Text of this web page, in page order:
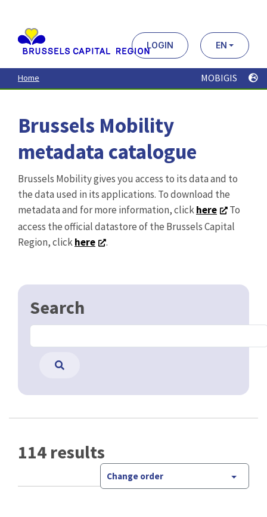
contenu
principal
LOGIN EN
Home MOBIGIS
Brussels Mobility
metadata catalogue
Brussels Mobility gives you access to its data and to
the data used in its applications. To download the
metadata and for more information, clickhere
To
access the official datastore of the Brussels Capital
Region, clickhere .
Search
114 results
Change order